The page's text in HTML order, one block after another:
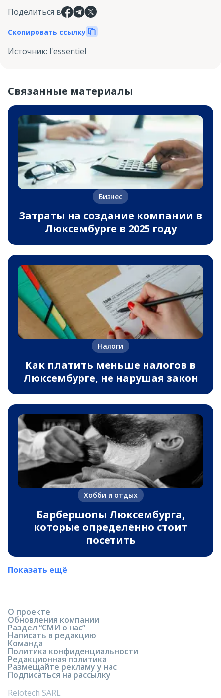
Поделиться в
Скопировать ссылку
Источник: l'essentiel
Связанные материалы
Бизнес
Затраты на создание компании в
Люксембурге в 2025 году
Налоги
Как платить меньше налогов в
Люксембурге, не нарушая закон
Хобби и отдых
Барбершопы Люксембурга,
которые определённо стоит
посетить
Показать ещё
О проекте
Обновления компании
Раздел “СМИ о нас”
Написать в редакцию
Команда
Политика конфиденциальности
Редакционная политика
Размещайте рекламу у нас
Подписаться на рассылку
Relotech SARL